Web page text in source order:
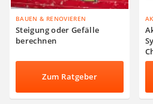
BAUEN & RENOVIEREN
Steigung oder Gefälle
berechnen
Zum Ratgeber